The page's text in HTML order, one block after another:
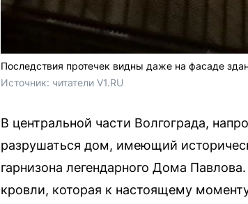
Последствия протечек видны даже на фасаде
Источник: читатели V1.RU
В центральной части Волгограда,
разрушаться дом, имеющий
гарнизона легендарного Дома
кровли, которая к настоящему